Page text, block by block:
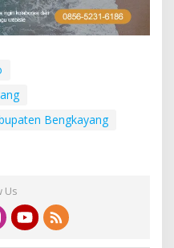
Bengkayang
Us